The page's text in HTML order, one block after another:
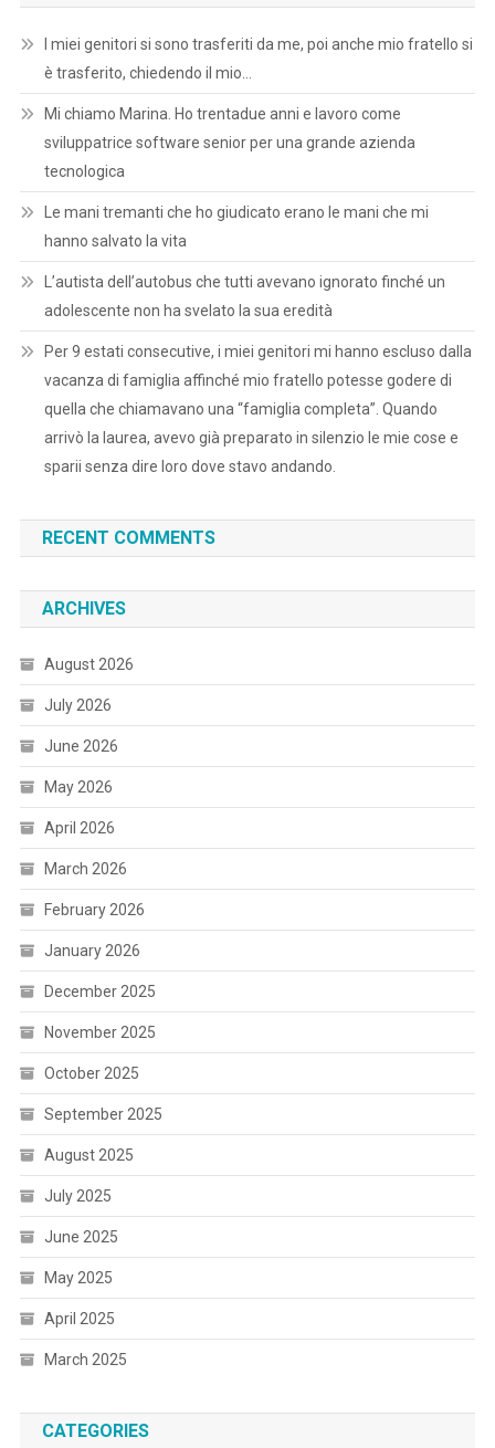
I miei genitori si sono trasferiti da me, poi anche mio fratello si
è trasferito, chiedendo il mio…
Mi chiamo Marina. Ho trentadue anni e lavoro come
sviluppatrice software senior per una grande azienda
tecnologica
Le mani tremanti che ho giudicato erano le mani che mi
hanno salvato la vita
L’autista dell’autobus che tutti avevano ignorato finché un
adolescente non ha svelato la sua eredità
Per 9 estati consecutive, i miei genitori mi hanno escluso dalla
vacanza di famiglia affinché mio fratello potesse godere di
quella che chiamavano una “famiglia completa”. Quando
arrivò la laurea, avevo già preparato in silenzio le mie cose e
sparii senza dire loro dove stavo andando.
RECENT COMMENTS
ARCHIVES
August 2026
July 2026
June 2026
May 2026
April 2026
March 2026
February 2026
January 2026
December 2025
November 2025
October 2025
September 2025
August 2025
July 2025
June 2025
May 2025
April 2025
March 2025
CATEGORIES